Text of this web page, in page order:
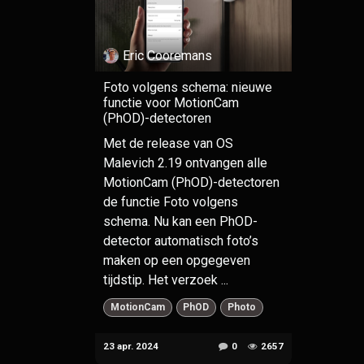
Eric Cooremans
Foto volgens schema: nieuwe
functie voor MotionCam
(PhOD)-detectoren
Met de release van OS
Malevich 2.19 ontvangen alle
MotionCam (PhOD)-detectoren
de functie Foto volgens
schema. Nu kan een PhOD-
detector automatisch foto’s
maken op een opgegeven
tijdstip. Het verzoek ...
MotionCam PhOD Photo
23 apr. 2024 0 2657